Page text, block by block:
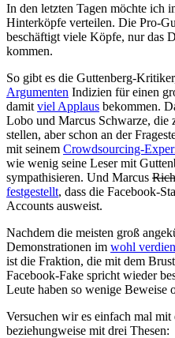
In den letzten Tagen möchte ich
Hinterköpfe verteilen. Die Pro-
beschäftigt viele Köpfe, nur das
kommen.
So gibt es die Guttenberg-
Argumenten Indizien für einen
damit viel Applaus bekommen.
Lobo und Marcus Schwarze, die
stellen, aber schon an der
mit seinem Crowdsourcing-
wie wenig seine Leser mit
sympathisieren. Und Marcus
festgestellt, dass die Facebook-
Accounts ausweist.
Nachdem die meisten groß
Demonstrationen im wohl
ist die Fraktion, die mit dem
Facebook-Fake spricht wieder
Leute haben so wenige Beweise
Versuchen wir es einfach mal
beziehungweise mit drei Thesen: